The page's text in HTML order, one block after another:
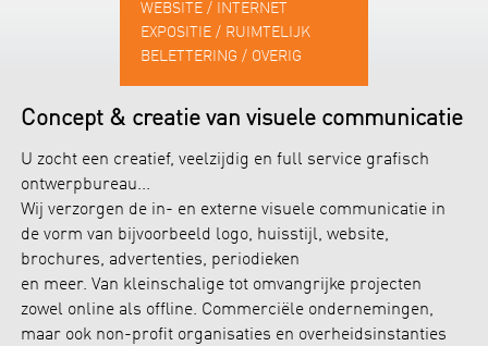
WEBSITE / INTERNET
EXPOSITIE / RUIMTELIJK
BELETTERING / OVERIG
Concept & creatie van visuele communicatie
U zocht een creatief, veelzijdig en full service grafisch
ontwerpbureau...
Wij verzorgen de in- en externe visuele communicatie in
de vorm van bijvoorbeeld logo, huisstijl, website,
brochures, advertenties, periodieken
en meer. Van kleinschalige tot omvangrijke projecten
zowel online als offline. Commerciële ondernemingen,
maar ook non-profit organisaties en overheidsinstanties